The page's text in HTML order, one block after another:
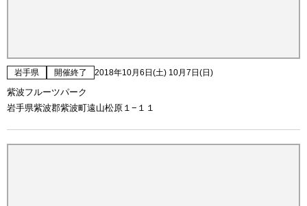
岩手県 開催終了 2018年10月6日(土) 10月7日(日)
紫波フルーツパーク
岩手県紫波郡紫波町遠山松原１−１１